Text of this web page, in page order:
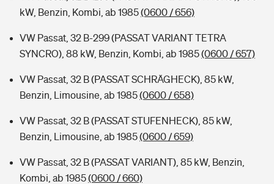
kW, Benzin, Kombi, ab 1985(0600 / 656)
VW Passat, 32 B-299 (PASSAT VARIANT TETRA
SYNCRO), 88 kW, Benzin, Kombi, ab 1985(0600 / 657)
VW Passat, 32 B (PASSAT SCHRÄGHECK), 85 kW,
Benzin, Limousine, ab 1985(0600 / 658)
VW Passat, 32 B (PASSAT STUFENHECK), 85 kW,
Benzin, Limousine, ab 1985(0600 / 659)
VW Passat, 32 B (PASSAT VARIANT), 85 kW, Benzin,
Kombi, ab 1985(0600 / 660)